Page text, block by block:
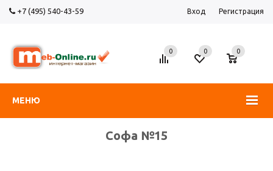
+7 (495) 540-43-59 Вход Регистрация
МЕНЮ
0 0
0
Софа №15